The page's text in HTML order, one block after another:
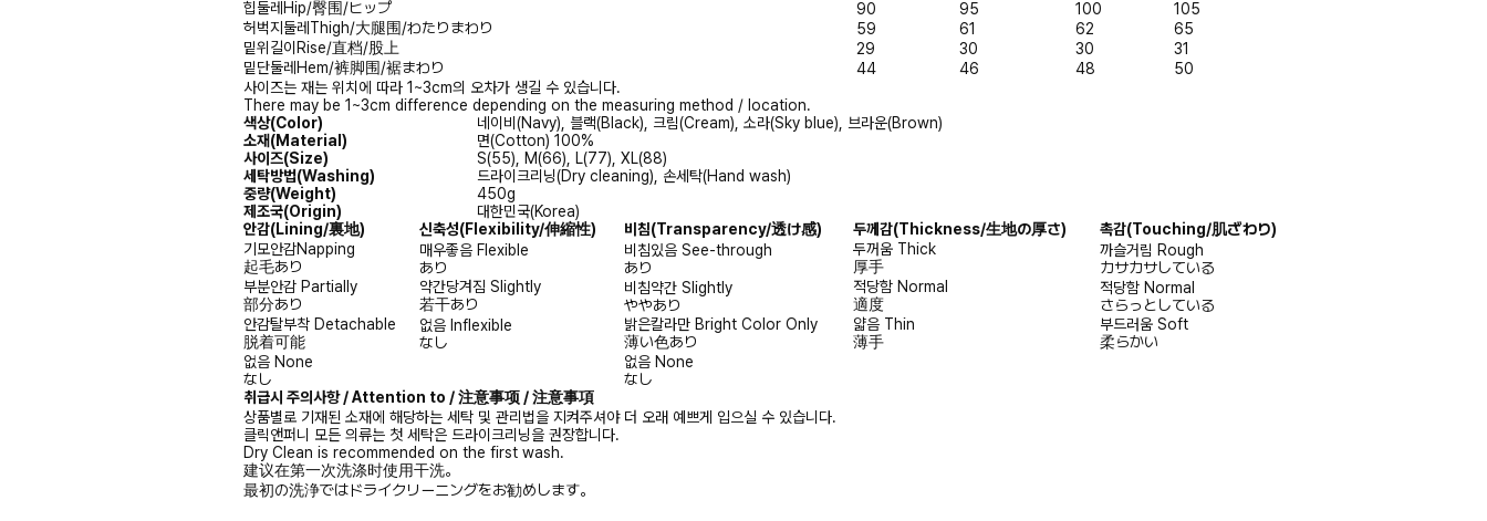
힙둘레 Hip/臀围/ヒップ 90 95 100
105
허벅지둘레 Thigh/大腿围/わたりまわり 59 61 62
65
밑위길이 Rise/直档/股上 29 30 30
31
밑단둘레 Hem/裤脚围/裾まわり 44 46 48
50
사이즈는 재는 위치에 따라 1~3cm의 오차가 생길 수 있습니다.
There may be 1~3cm difference depending on the measuring method / location.
색상(Color)
네이비(Navy), 블랙(Black), 크림(Cream), 소라(Sky blue), 브라운(Brown)
소재(Material)
면(Cotton) 100%
사이즈(Size)
S(55), M(66), L(77), XL(88)
세탁방법(Washing)
드라이크리닝(Dry cleaning), 손세탁(Hand wash)
중량(Weight)
450g
제조국(Origin)
대한민국(Korea)
안감(Lining/裏地) 신축성(Flexibility/伸縮性) 비침(Transparency/透け感) 두께감(Thickness/生地の厚さ) 촉감(Touching/肌ざわり)
기모안감Napping
起毛あり
매우좋음 Flexible
あり
비침있음 See-through
あり
두꺼움 Thick
厚手
까슬거림 Rough
カサカサしている
부분안감 Partially
部分あり
약간당겨짐 Slightly
若干あり
비침약간 Slightly
ややあり
적당함 Normal
適度
적당함 Normal
さらっとしている
안감탈부착 Detachable
脱着可能
없음 Inflexible
なし
밝은칼라만 Bright Color Only
薄い色あり
얇음 Thin
薄手
부드러움 Soft
柔らかい
없음 None
なし
없음 None
なし
취급시 주의사항 / Attention to / 注意事项 / 注意事項
상품별로 기재된 소재에 해당하는 세탁 및 관리법을 지켜주셔야 더 오래 예쁘게 입으실 수 있습니다.
클릭앤퍼니 모든 의류는 첫 세탁은 드라이크리닝을 권장합니다.
Dry Clean is recommended on the first wash.
建议在第一次洗涤时使用干洗。
最初の洗浄ではドライクリーニングをお勧めします。